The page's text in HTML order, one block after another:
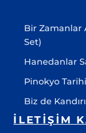
Bir Zamanlar
Set)
Hanedanlar
Pinokyo
Biz de
İLETIŞIM